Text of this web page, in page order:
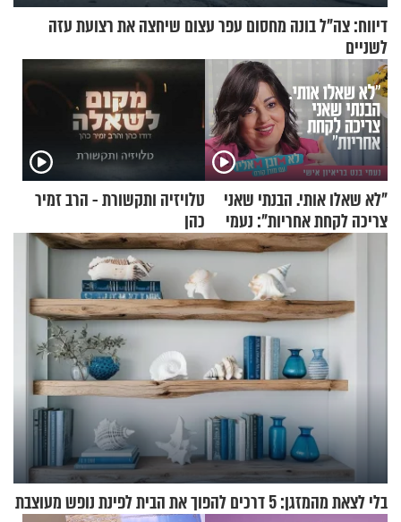
דיווח: צה"ל בונה מחסום עפר עצום שיחצה את רצועת עזה
לשניים
"לא שאלו אותי. הבנתי שאני
צריכה לקחת אחריות": נעמי
בנט בריאיון אישי
טלויזיה ותקשורת - הרב זמיר
כהן
בלי לצאת מהמזגן: 5 דרכים להפוך את הבית לפינת נופש מעוצבת